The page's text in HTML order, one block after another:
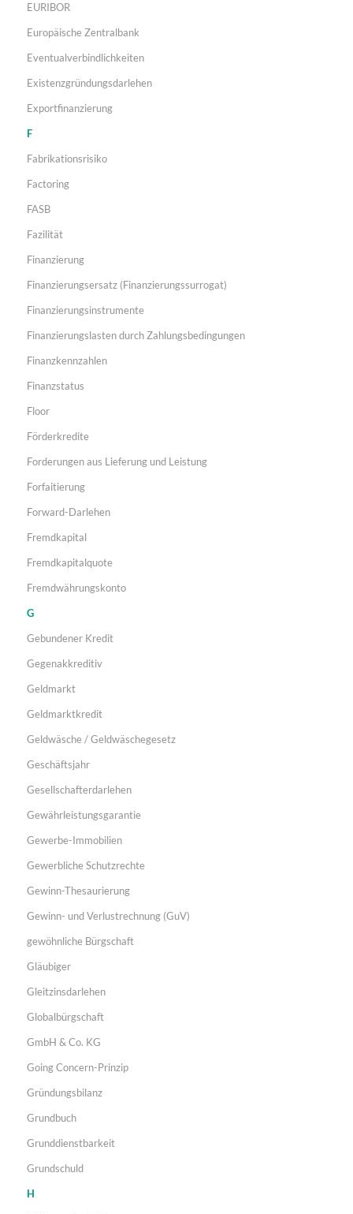
EURIBOR
Europäische Zentralbank
Eventualverbindlichkeiten
Existenzgründungsdarlehen
Exportfinanzierung
F
Fabrikationsrisiko
Factoring
FASB
Fazilität
Finanzierung
Finanzierungsersatz (Finanzierungssurrogat)
Finanzierungsinstrumente
Finanzierungslasten durch Zahlungsbedingungen
Finanzkennzahlen
Finanzstatus
Floor
Förderkredite
Forderungen aus Lieferung und Leistung
Forfaitierung
Forward-Darlehen
Fremdkapital
Fremdkapitalquote
Fremdwährungskonto
G
Gebundener Kredit
Gegenakkreditiv
Geldmarkt
Geldmarktkredit
Geldwäsche / Geldwäschegesetz
Geschäftsjahr
Gesellschafterdarlehen
Gewährleistungsgarantie
Gewerbe-Immobilien
Gewerbliche Schutzrechte
Gewinn-Thesaurierung
Gewinn- und Verlustrechnung (GuV)
gewöhnliche Bürgschaft
Gläubiger
Gleitzinsdarlehen
Globalbürgschaft
GmbH & Co. KG
Going Concern-Prinzip
Gründungsbilanz
Grundbuch
Grunddienstbarkeit
Grundschuld
H